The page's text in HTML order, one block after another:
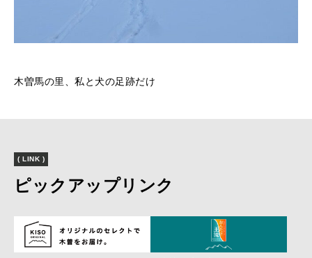
木曽馬の里、私と犬の足跡だけ
( LINK )
ピックアップリンク